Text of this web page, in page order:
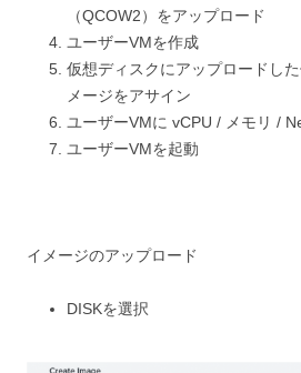
（QCOW2）をアップロード
ユーザーVMを作成
仮想ディスクにアップロードし
メージをアサイン
ユーザーVMに vCPU / メモリ /
ユーザーVMを起動
イメージのアップロード
DISKを選択